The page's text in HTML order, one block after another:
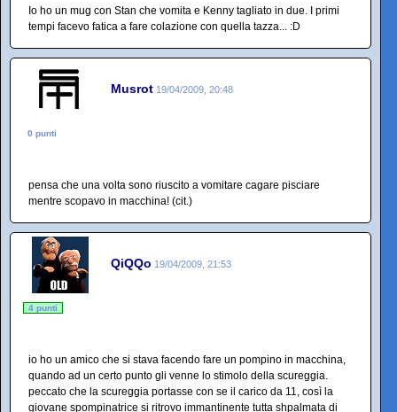
Io ho un mug con Stan che vomita e Kenny tagliato in due. I primi
tempi facevo fatica a fare colazione con quella tazza... :D
Musrot 19/04/2009, 20:48
0 punti
pensa che una volta sono riuscito a vomitare cagare pisciare
mentre scopavo in macchina! (cit.)
QiQQo 19/04/2009, 21:53
4 punti
io ho un amico che si stava facendo fare un pompino in macchina,
quando ad un certo punto gli venne lo stimolo della scureggia.
peccato che la scureggia portasse con se il carico da 11, così la
giovane spompinatrice si ritrovo immantinente tutta shpalmata di